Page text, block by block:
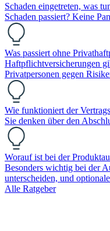
Schaden eingetreten, was
Schaden passiert? Keine
Was passiert ohne
Haftpflichtversicherungen
Privatpersonen gegen
Wie funktioniert der
Sie denken über den
Worauf ist bei der
Besonders wichtig bei der
unterscheiden, und
Alle Ratgeber